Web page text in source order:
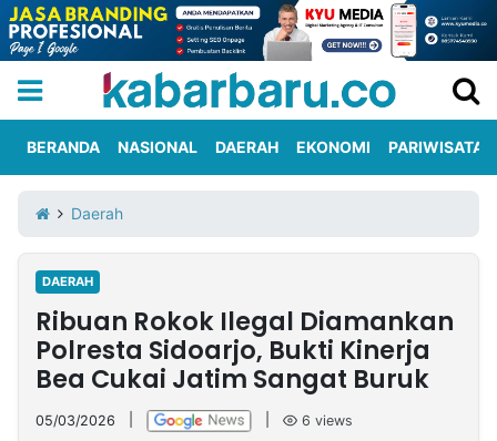
Iklan
Berita
Kami
Nasional
International
Olahraga
Entertainment
Daerah
Pariwisata
Kuliner
Kolom
Network
BERANDA NASIONAL DAERAH EKONOMI PARIWISATA
Daerah
DAERAH
Ribuan Rokok Ilegal Diamankan
Polresta Sidoarjo, Bukti Kinerja
Bea Cukai Jatim Sangat Buruk
05/03/2026 6 views